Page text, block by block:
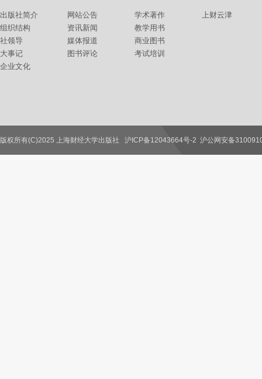
出版社简介
组织结构
社领导
大事记
企业文化
网站公告
资讯新闻
媒体报道
图书评论
学术著作
教学用书
商业图书
考试培训
上财云津
联系我们
版权所有(C)2025 上海财经大学出版社 沪ICP备12043664号-2 沪公网安备